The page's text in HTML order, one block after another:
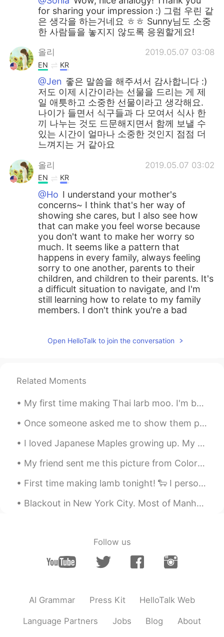
for sharing your impression :) 그럼 우린 같
은 생각을 하는거네요 ㅎㅎ Sunny님도 소중
한 사람들을 놓지지 않도록 응원할게요!
올리 2019.05.07 03:08
EN KR
@Jen 좋은 말씀을 해주셔서 감사합니다 :)
저도 이제 시간이라는 선물을 드리는 게 제
일 애틋하고 소중한 선물이라고 생각해요.
나이가 들면서 식구들과 다 모여서 식사 한
끼 나누는 것도 드문해지면서 함께 보낼 수
있는 시간이 얼마나 소중한 것인지 점점 더
느껴지는 거 같아요
올리 2019.05.07 03:02
EN KR
@Ho I understand your mother's
concerns~ I think that's her way of
showing she cares, but I also see how
that can make you feel worse because
you don't want to make her worry so
much. It seems like a pattern that
happens in every family, always feeling
sorry to one another, parents to their
children, and children to their parents. It's
a difficult situation to navigate, and I'm
still learning how to relate to my family
members. I don't think you're a bad
too, and I think that's what a good
EN KR
@jakw☺
올리 2019.05.07 02:54
@ゆうん
공감해요! 제일 잘해드리고 싶은
사람들에게 제일 못해드리는 때가 있어서 많
EN KR
없으니까 오늘부터 잘해드려야 될 거 같아요
올리 2019.05.07 02:50
lesson that people never seem to learn
I hope that those of us who realize this
Open HelloTalk to join the conversation
Related Moments
My first time making Thai larb moo. I'm back in America and some Thai restaurants have larb, but ...
Once someone asked me to show them photos of what the area around my house looked like. I'm not s...
I loved Japanese Maples growing up. My mom had a beautiful one in her atrium that I would always ...
My friend sent me this picture from Colorado 😊 I live in South Texas, so I have never seen snow. ...
First time making lamb tonight! 🐑 I personally do not eat lamb, but even with that being said -- ...
Blackout in New York City. Most of Manhattan has lost power. The 2nd photo is of Times Square. Lo...
Follow us
AI Grammar Press Kit HelloTalk Web
Language Partners Jobs Blog About